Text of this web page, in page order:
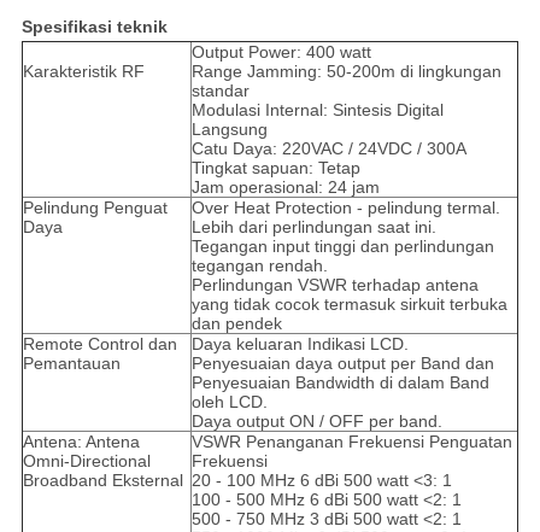
Spesifikasi teknik
Karakteristik RF
Output Power: 400 watt
Range Jamming: 50-200m di lingkungan
standar
Modulasi Internal: Sintesis Digital
Langsung
Catu Daya: 220VAC / 24VDC / 300A
Tingkat sapuan: Tetap
Jam operasional: 24 jam
Pelindung Penguat
Daya
Over Heat Protection - pelindung termal.
Lebih dari perlindungan saat ini.
Tegangan input tinggi dan perlindungan
tegangan rendah.
Perlindungan VSWR terhadap antena
yang tidak cocok termasuk sirkuit terbuka
dan pendek
Remote Control dan
Pemantauan
Daya keluaran Indikasi LCD.
Penyesuaian daya output per Band dan
Penyesuaian Bandwidth di dalam Band
oleh LCD.
Daya output ON / OFF per band.
Antena: Antena
Omni-Directional
Broadband Eksternal
VSWR Penanganan Frekuensi Penguatan
Frekuensi
20 - 100 MHz 6 dBi 500 watt <3: 1
100 - 500 MHz 6 dBi 500 watt <2: 1
500 - 750 MHz 3 dBi 500 watt <2: 1